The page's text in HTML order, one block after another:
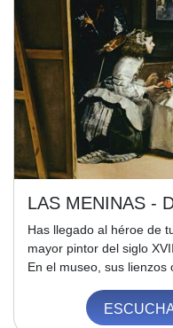
LAS MENINAS -
Has llegado al héroe de
mayor pintor del siglo
En el museo, sus lienzos